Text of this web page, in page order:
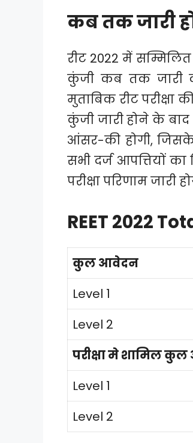
कब तक जारी
रीट 2022 में
कुंजी कब तक जारी
मुताबिक रीट परीक्षा
कुंजी जारी होने के
आंसर-की होगी, जिसके
सभी दर्ज आपत्तियों
परीक्षा परिणाम जारी
REET 2022
कुल आवेदन
Level 1
Level 2
परीक्षा मे शामिल कुल
Level 1
Level 2